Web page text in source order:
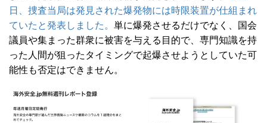
日、捜査当局は発見された爆発物には時限装置が仕組まれ
ていたと発表しました。
単に爆発させるだけでなく、国会
議員や集まった群衆に被害を与える目的で、専門知識を持
った人間が狙ったタイミングで起爆させようとしていた可
能性も否定はできません。